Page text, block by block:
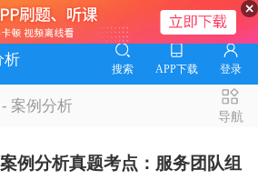
析
搜索 APP下载 登录
- 案例分析
导航
例分析真题考点：服务团队组